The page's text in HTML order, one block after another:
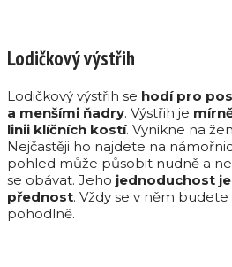
Lodičkový výstřih
Lodičkový výstřih se hodí pro
a menšími ňadry. Výstřih je
linii klíčních kostí. Vynikne na
Nejčastěji ho najdete na
pohled může působit nudně a
se obávat. Jeho jednoduchost
přednost. Vždy se v něm
pohodlně.